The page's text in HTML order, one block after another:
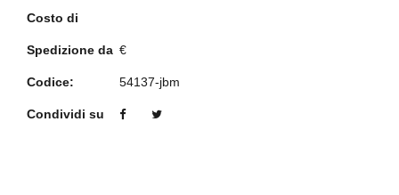
Costo di
Spedizione da €
Codice: 54137-jbm
Condividi su